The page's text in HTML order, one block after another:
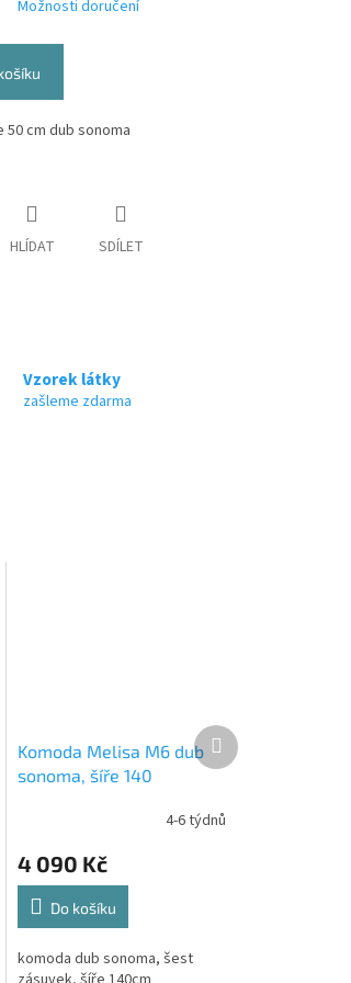
Možnosti doručení
cm dub sonoma
HLÍDAT SDÍLET
Vzorek látky
zašleme zdarma
Komoda Melisa M6 dub
sonoma, šíře 140
4-6 týdnů
4 090 Kč
Do košíku
komoda dub sonoma, šest
Další
produkt